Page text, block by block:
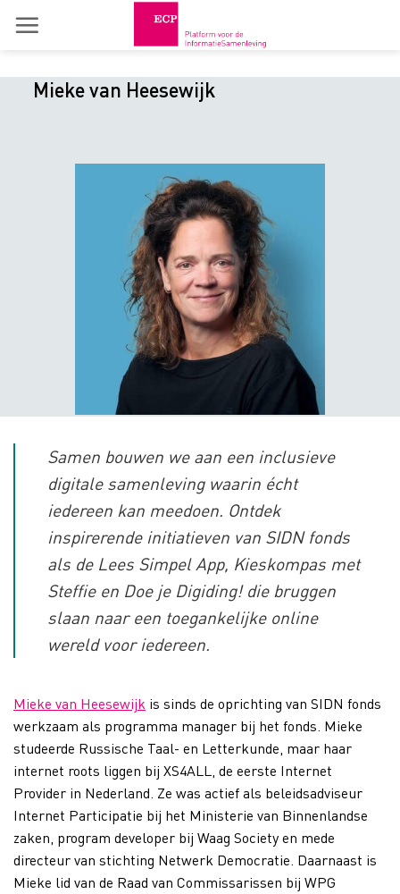
Mieke van Heesewijk
Samen bouwen we aan een inclusieve
digitale samenleving waarin écht
iedereen kan meedoen. Ontdek
inspirerende initiatieven van SIDN fonds
als de Lees Simpel App, Kieskompas met
Steffie en Doe je Digiding! die bruggen
slaan naar een toegankelijke online
wereld voor iedereen.
Mieke van Heesewijk is sinds de oprichting van SIDN fonds
werkzaam als programma manager bij het fonds. Mieke
studeerde Russische Taal- en Letterkunde, maar haar
internet roots liggen bij XS4ALL, de eerste Internet
Provider in Nederland. Ze was actief als beleidsadviseur
Internet Participatie bij het Ministerie van Binnenlandse
zaken, program developer bij Waag Society en mede
directeur van stichting Netwerk Democratie. Daarnaast is
Mieke lid van de Raad van Commissarissen bij WPG